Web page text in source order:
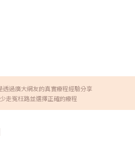
透過廣大網友的真實療程經驗分享
走冤枉路並選擇正確的療程